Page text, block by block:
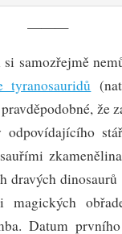
———
si samozřejmě
že
odpovídajícího
dravých
magických
Datum